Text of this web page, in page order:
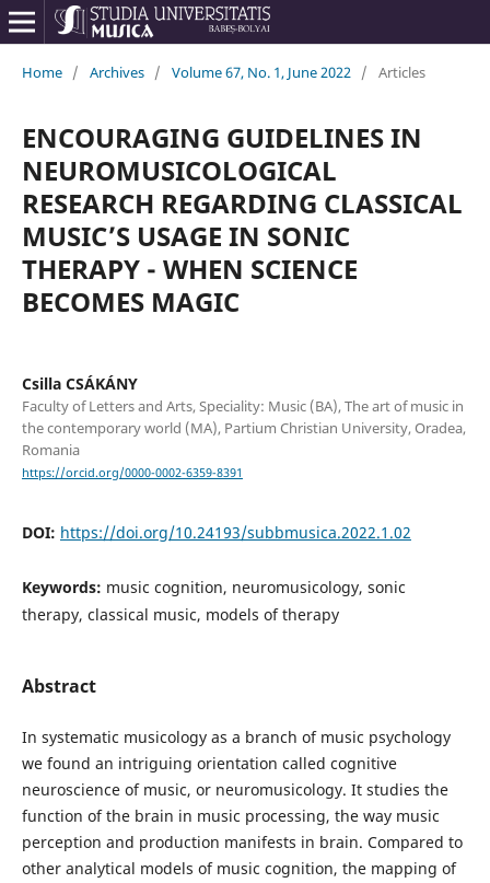
Home / Archives / Volume 67, No. 1, June 2022 / Articles
ENCOURAGING GUIDELINES IN
NEUROMUSICOLOGICAL
RESEARCH REGARDING CLASSICAL
MUSIC’S USAGE IN SONIC
THERAPY - WHEN SCIENCE
BECOMES MAGIC
Csilla CSÁKÁNY
Faculty of Letters and Arts, Speciality: Music (BA), The art of music in
the contemporary world (MA), Partium Christian University, Oradea,
Romania
https://orcid.org/0000-0002-6359-8391
DOI: https://doi.org/10.24193/subbmusica.2022.1.02
Keywords: music cognition, neuromusicology, sonic
therapy, classical music, models of therapy
Abstract
In systematic musicology as a branch of music psychology
we found an intriguing orientation called cognitive
neuroscience of music, or neuromusicology. It studies the
function of the brain in music processing, the way music
perception and production manifests in brain. Compared to
other analytical models of music cognition, the mapping of